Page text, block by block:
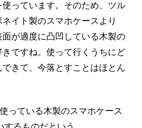
っています。そのため、ツル
イト製のスマホケースより
面が適度に凸凹している木製の
ですね。使って行くうちにど
きて、今落とすことはほとん
っている木製のスマホケース